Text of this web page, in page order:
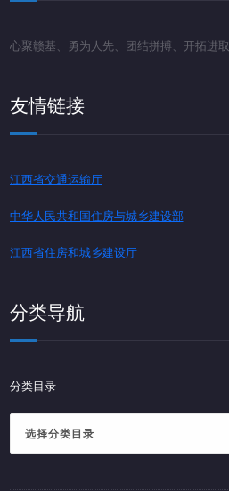
心聚赣基、勇为人先、团结拼搏、开拓进取
友情链接
江西省交通运输厅
中华人民共和国住房与城乡建设部
江西省住房和城乡建设厅
分类导航
分类目录